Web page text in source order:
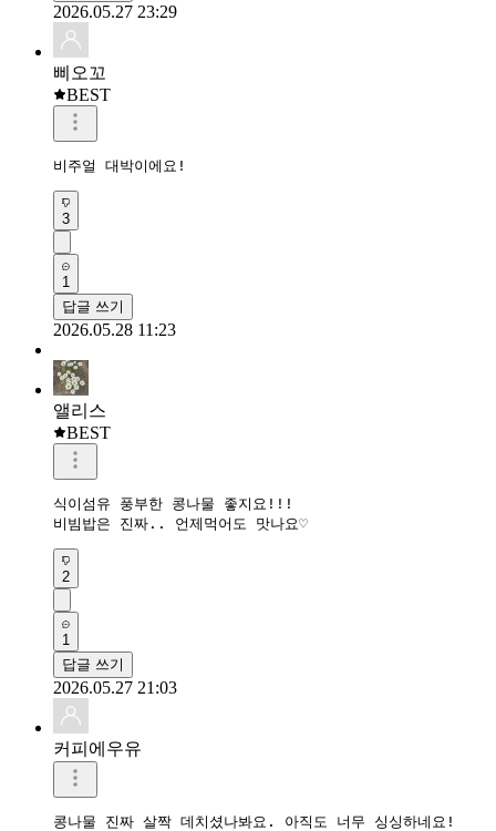
2026.05.27 23:29
삐오꼬
BEST
비주얼 대박이에요!
3
1
답글 쓰기
2026.05.28 11:23
앨리스
BEST
식이섬유 풍부한 콩나물 좋지요!!!
비빔밥은 진짜.. 언제먹어도 맛나요♡
2
1
답글 쓰기
2026.05.27 21:03
커피에우유
콩나물 진짜 살짝 데치셨나봐요. 아직도 너무 싱싱하네요!